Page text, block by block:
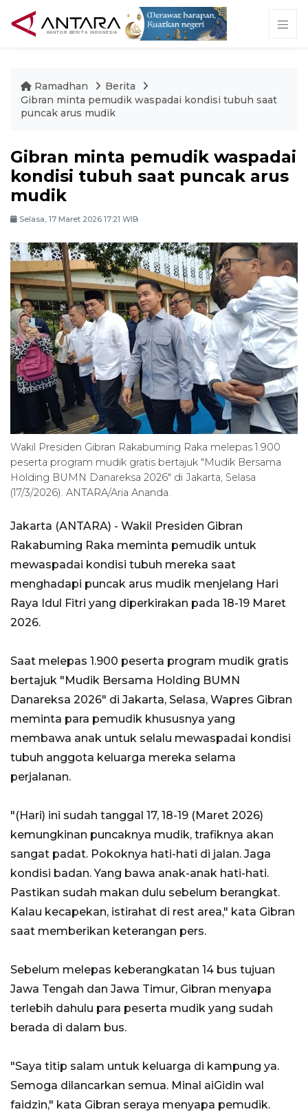
Ramadhan
Berita
Gibran minta pemudik waspadai kondisi tubuh saat
puncak arus mudik
Gibran minta pemudik waspadai
kondisi tubuh saat puncak arus
mudik
Selasa, 17 Maret 2026 17:21 WIB
Wakil Presiden Gibran Rakabuming Raka melepas 1.900
peserta program mudik gratis bertajuk "Mudik Bersama
Holding BUMN Danareksa 2026" di Jakarta, Selasa
(17/3/2026). ANTARA/Aria Ananda.
Jakarta (ANTARA) - Wakil Presiden Gibran
Rakabuming Raka meminta pemudik untuk
mewaspadai kondisi tubuh mereka saat
menghadapi puncak arus mudik menjelang Hari
Raya Idul Fitri yang diperkirakan pada 18-19 Maret
2026.
Saat melepas 1.900 peserta program mudik gratis
bertajuk "Mudik Bersama Holding BUMN
Danareksa 2026" di Jakarta, Selasa, Wapres Gibran
meminta para pemudik khususnya yang
membawa anak untuk selalu mewaspadai kondisi
tubuh anggota keluarga mereka selama
perjalanan.
"(Hari) ini sudah tanggal 17, 18-19 (Maret 2026)
kemungkinan puncaknya mudik, trafiknya akan
sangat padat. Pokoknya hati-hati di jalan. Jaga
kondisi badan. Yang bawa anak-anak hati-hati.
Pastikan sudah makan dulu sebelum berangkat.
Kalau kecapekan, istirahat di rest area," kata Gibran
saat memberikan keterangan pers.
Sebelum melepas keberangkatan 14 bus tujuan
Jawa Tengah dan Jawa Timur, Gibran menyapa
terlebih dahulu para peserta mudik yang sudah
berada di dalam bus.
"Saya titip salam untuk keluarga di kampung ya.
Semoga dilancarkan semua. Minal aiGidin wal
faidzin," kata Gibran seraya menyapa pemudik.